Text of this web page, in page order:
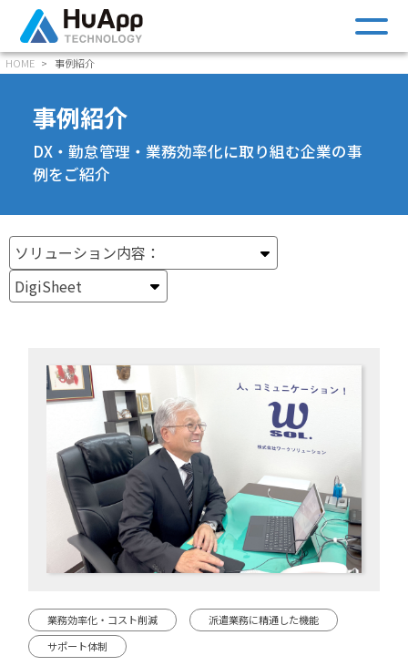
HOME 事例紹介
事例紹介
DX・勤怠管理・業務効率化に取り組む企業の事
例をご紹介
業務効率化・コスト削減
派遣業務に精通した機能
サポート体制